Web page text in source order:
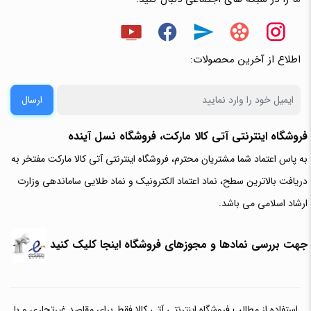
اطلاع از آخرین محصولات:
ارسال
فروشگاه اینترنتی آتی‌ کالا مارکت، فروشگاه نسل آینده
به پاس اعتماد شما مشتریان محترم، فروشگاه اینترنتی آتی کالا مارکت مفتخر به
دریافت بالاترین سطح، نماد اعتماد الکترونیک و نماد طلایی ساماندهی وزارت
ارشاد اسلامی می باشد.
جهت بررسی نمادها و مجوزهای فروشگاه اینجا کلیک کنید